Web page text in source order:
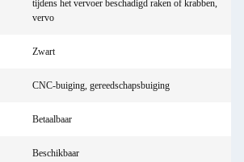
tijdens het vervoer beschadigd raken of krabben,
vervo
Zwart
CNC-buiging, gereedschapsbuiging
Betaalbaar
Beschikbaar